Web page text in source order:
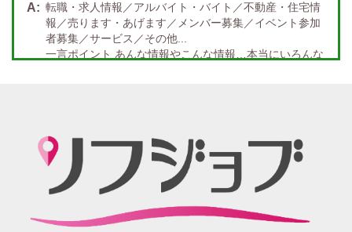
経験者歓迎 未経験者あり
未経験者金着 60代歓迎
転職・求人情報／アルバイト・バイト／不動産・住宅情
報／売ります・あげます／メンバー募集／イベント参加
者募集／サービス／その他...
一言ポイント あんな情報やこんな情報…本当にいろんな
紙面媒体スポーツ紙のあの広告求人情報から意味深長な
広告!?まで興味のある方もただ眺めてるだけ、という通り
すがりの方へも！もっとkhaosな情報たちを掲載する場所
が欲しい！というお客様の要望を実現、もっと広く発信